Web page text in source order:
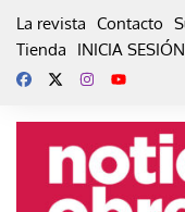
La revista Contacto
Tienda
INICIA SESIÓN